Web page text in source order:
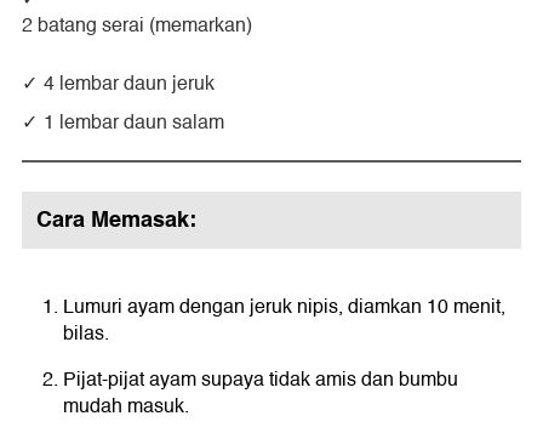
2 batang serai (memarkan)
4 lembar daun jeruk
1 lembar daun salam
Cara Memasak:
Lumuri ayam dengan jeruk nipis, diamkan 10 menit,
bilas.
Pijat-pijat ayam supaya tidak amis dan bumbu
mudah masuk.